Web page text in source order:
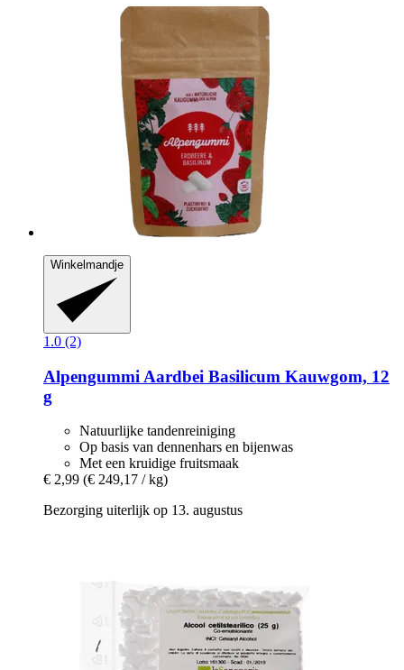
Winkelmandje
1.0 (2)
Alpengummi Aardbei Basilicum Kauwgom, 12
g
Natuurlijke tandenreiniging
Op basis van dennenhars en bijenwas
Met een kruidige fruitsmaak
€ 2,99 (€ 249,17 / kg)
Bezorging uiterlijk op 13. augustus